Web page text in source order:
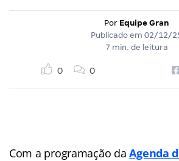
Por Equipe Gran
Publicado em 02/12/
7 min. de leitura
0 0
Com a programação daAgenda